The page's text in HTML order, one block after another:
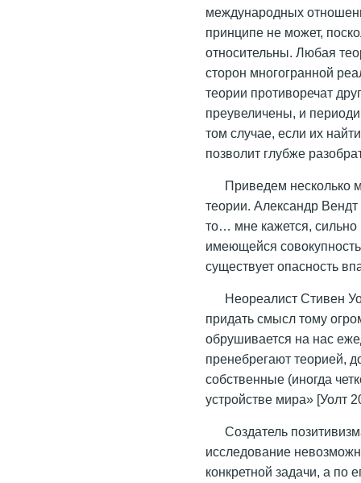
международных
принципе не может,
относительны. Любая
сторон многогранной
теории противоречат
преувеличены, и
том случае, если их
позволит глубже
Приведем несколько
теории. Александр Вендт
то… мне кажется, сильно
имеющейся
существует опасность
Неореалист Стивен
придать смысл тому
обрушивается на нас
пренебрегают теорией,
собственные (иногда
устройстве мира» [Уолт
Создатель
исследование
конкретной задачи, а по